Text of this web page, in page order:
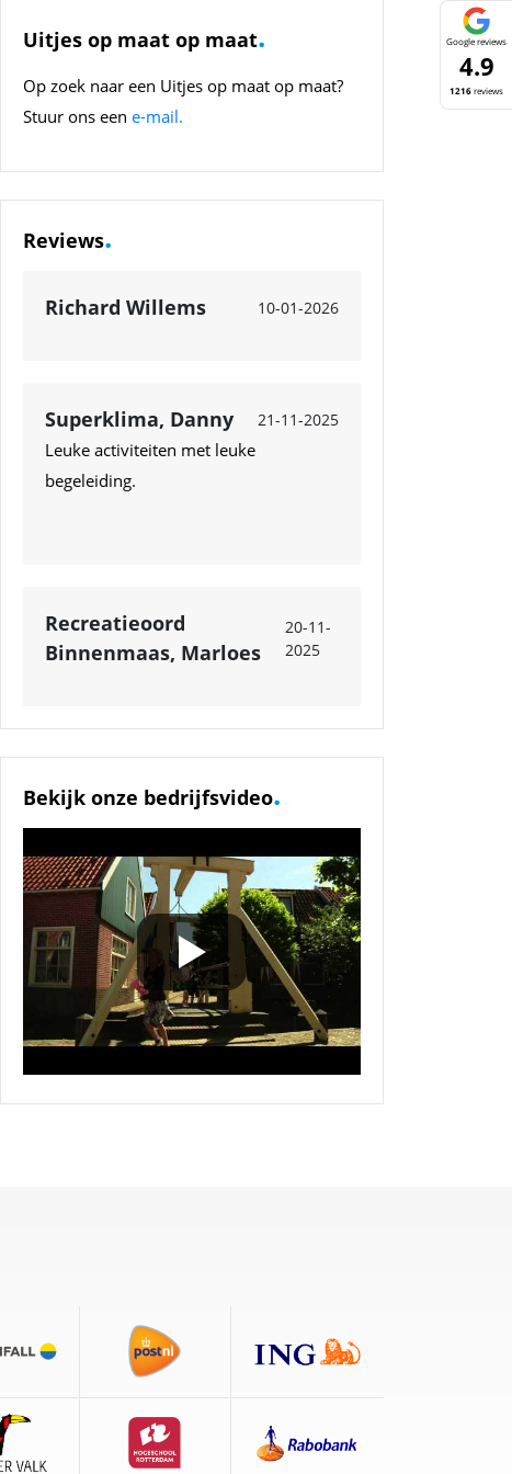
Uitjes op maat op maat.
Op zoek naar een Uitjes op maat op maat?
Stuur ons een e-mail.
Reviews.
Richard Willems 10-01-2026
Superklima, Danny 21-11-2025
Leuke activiteiten met leuke
begeleiding.
Recreatieoord
Binnenmaas, Marloes
20-11-
2025
Bekijk onze bedrijfsvideo.
Google reviews
4.9
1216reviews